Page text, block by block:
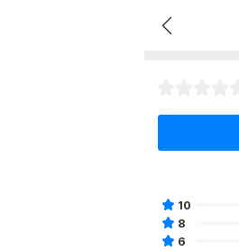
10
8
6